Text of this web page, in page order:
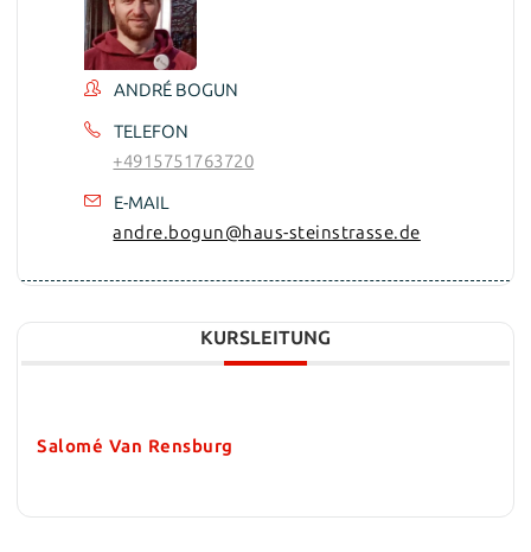
ANDRÉ BOGUN
TELEFON
+4915751763720
E-MAIL
andre.bogun@haus-steinstrasse.de
KURSLEITUNG
Salomé Van Rensburg